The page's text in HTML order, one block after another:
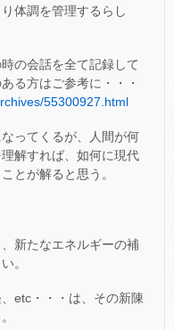
体調を管理するらし
の会話を全て記録して
る方はご参考に・・・
55300927.html
ってくるが、人間が何
解すれば、如何に現代
とが解ると思う。
新たなエネルギーの補
。
etc・・・は、その新陳